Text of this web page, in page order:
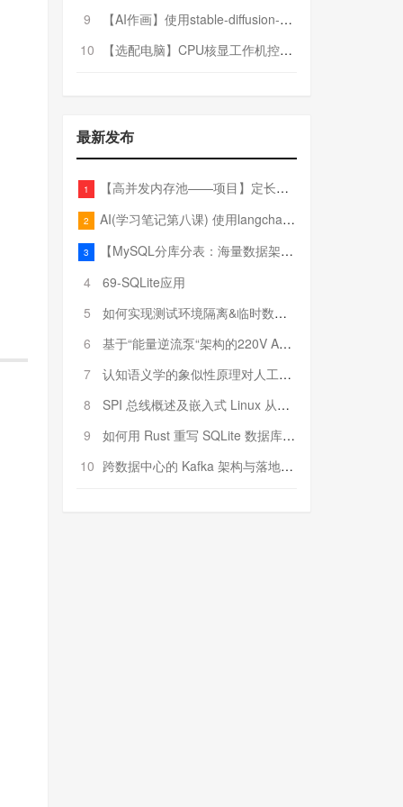
9
【AI作画】使用stable-diffusion-webui搭建AI作画平台
10
【选配电脑】CPU核显工作机控制预算5000
最新发布
1 【高并发内存池——项目】定长内存池——开胃小菜
2 AI(学习笔记第八课) 使用langchain的embedding models
3
【MySQL分库分表：海量数据架构的终极解决方案】
4
69-SQLite应用
5
如何实现测试环境隔离&临时数据库（pytest+SQLite）
6
基于“能量逆流泵“架构的220V AC至20V DC 300W高效电源设计
7
认知语义学的象似性原理对人工智能自然语言处理深层语义分析的影响与启示
8
SPI 总线概述及嵌入式 Linux 从属 SPI 设备驱动程序开发（第二部分，实践）
9
如何用 Rust 重写 SQLite 数据库（二）:是否有市场空间？
10 跨数据中心的 Kafka 架构与落地实战